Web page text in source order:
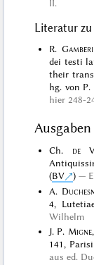
II.
Literatur zu
R.
dei testi
their
hg. von P.
hier 248-
Ch. de
(BV )
A.
4,
Wilhelm
J. P. Migne
141,
aus ed.